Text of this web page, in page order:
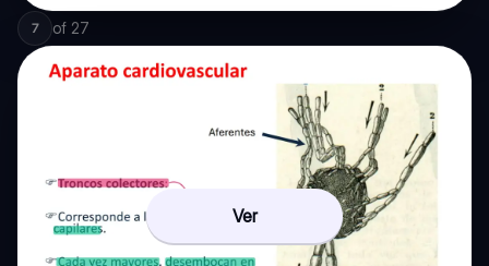
7 of 27
Ver